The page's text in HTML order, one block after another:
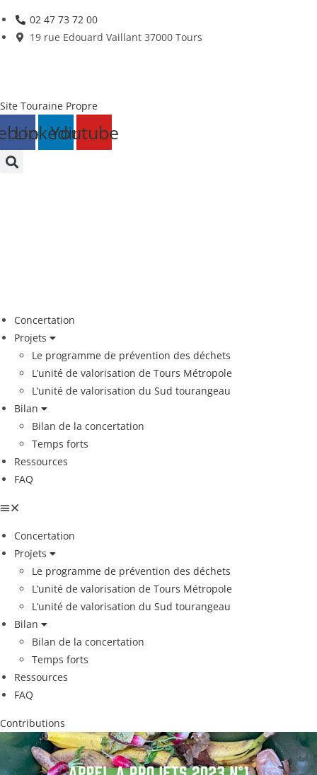
Skip
to
02 47 73 72 00
19 rue Edouard Vaillant 37000 Tours
Site Touraine Propre
LinkedinYoutube
Concertation
Projets
Le programme de prévention des déchets
L’unité de valorisation de Tours Métropole
L’unité de valorisation du Sud tourangeau
Bilan
Bilan de la concertation
Temps forts
Ressources
FAQ
Concertation
Projets
Le programme de prévention des déchets
L’unité de valorisation de Tours Métropole
L’unité de valorisation du Sud tourangeau
Bilan
Bilan de la concertation
Temps forts
Ressources
FAQ
Contributions